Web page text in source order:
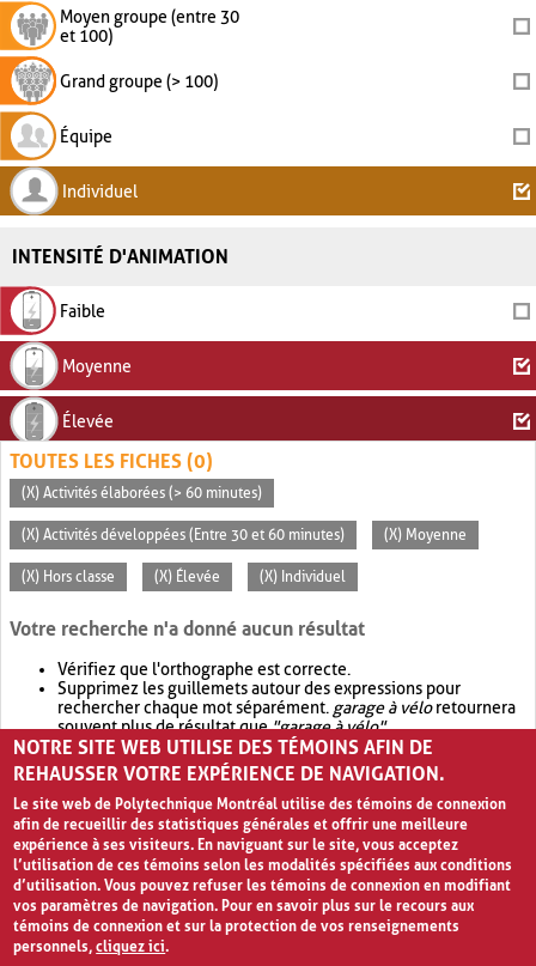
Moyen groupe (entre 30
et 100)
Grand groupe (> 100)
Équipe
Individuel
INTENSITÉ D'ANIMATION
Faible
Moyenne
Élevée
TOUTES LES FICHES (0)
(X) Activités élaborées (> 60 minutes)
(X) Activités développées (Entre 30 et 60 minutes) (X) Moyenne
(X) Hors classe (X) Élevée (X) Individuel
Votre recherche n'a donné aucun résultat
Vérifiez que l'orthographe est correcte.
Supprimez les guillemets autour des expressions pour
rechercher chaque mot séparément. garage à véloretournera
souvent plus de résultat que"garage à vélo".
Envisagez d'élargir votre recherche avec OR.garage OR vélo
retournera souvent plus de résultat quegarage à vélo
NOTRE SITE WEB UTILISE DES TÉMOINS AFIN DE
REHAUSSER VOTRE EXPÉRIENCE DE NAVIGATION.
Le site web de Polytechnique Montréal utilise des témoins de connexion
afin de recueillir des statistiques générales et offrir une meilleure
expérience à ses visiteurs. En naviguant sur le site, vous acceptez
l’utilisation de ces témoins selon les modalités spécifiées aux conditions
d’utilisation. Vous pouvez refuser les témoins de connexion en modifiant
vos paramètres de navigation. Pour en savoir plus sur le recours aux
témoins de connexion et sur la protection de vos renseignements
personnels,cliquez ici.